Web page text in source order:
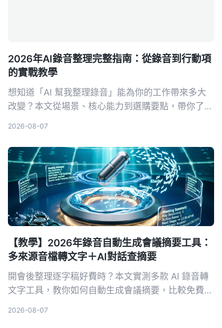
2026年AI錄音整理完整指南：從錄音到行動項
的實戰教學
想知道「AI 幫我整理錄音」能為你的工作帶來多大
改變？本文從場景、核心能力到選購要點，帶你了解
2026-08-07
【教學】2026年錄音自動生成會議摘要工具：
多來源音檔轉文字＋AI對話查摘要
開會後整理逐字稿好費時？本文實測多款 AI 錄音轉
文字工具，教你如何自動生成會議摘要，比較免費與
2026-08-07